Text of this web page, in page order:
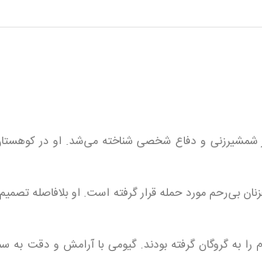
و دفاع شخصی شناخته می‌شد. او در
مورد حمله قرار گرفته است. او بلافاصله
به گروگان گرفته بودند. گیومی با آرامش و دقت